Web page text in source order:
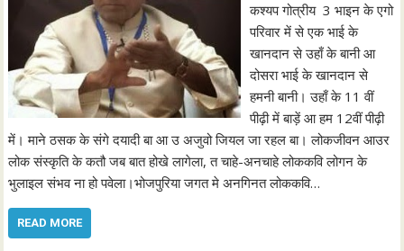
कश्यप गोत्रीय 3 भाइन के एगो
परिवार में से एक भाई के
खानदान से उहाँ के बानी आ
दोसरा भाई के खानदान से
हमनी बानी। उहाँ के 11 वीं
पीढ़ी में बाड़ें आ हम 12वीं पीढ़ी
में। माने ठसक के संगे दयादी बा आ उ अजुवो जियल जा रहल बा। लोकजीवन आउर
लोक संस्कृति के कतौ जब बात होखे लागेला, त चाहे-अनचाहे लोककवि लोगन के
भुलाइल संभव ना हो पवेला।भोजपुरिया जगत मे अनगिनत लोककवि…
READ MORE